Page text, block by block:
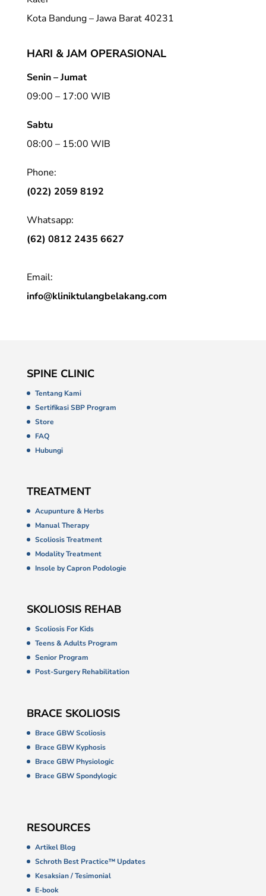
Kota Bandung – Jawa Barat 40231
HARI & JAM OPERASIONAL
Senin – Jumat
09:00 – 17:00 WIB
Sabtu
08:00 – 15:00 WIB
Phone:
(022) 2059 8192
Whatsapp:
(62) 0812 2435 6627
Email:
info@kliniktulangbelakang.com
SPINE CLINIC
Tentang Kami
Sertifikasi SBP Program
Store
FAQ
Hubungi
TREATMENT
Acupunture & Herbs
Manual Therapy
Scoliosis Treatment
Modality Treatment
Insole by Capron Podologie
SKOLIOSIS REHAB
Scoliosis For Kids
Teens & Adults Program
Senior Program
Post-Surgery Rehabilitation
BRACE SKOLIOSIS
Brace GBW Scoliosis
Brace GBW Kyphosis
Brace GBW Physiologic
Brace GBW Spondylogic
RESOURCES
Artikel Blog
Schroth Best Practice™ Updates
Kesaksian / Tesimonial
E-book